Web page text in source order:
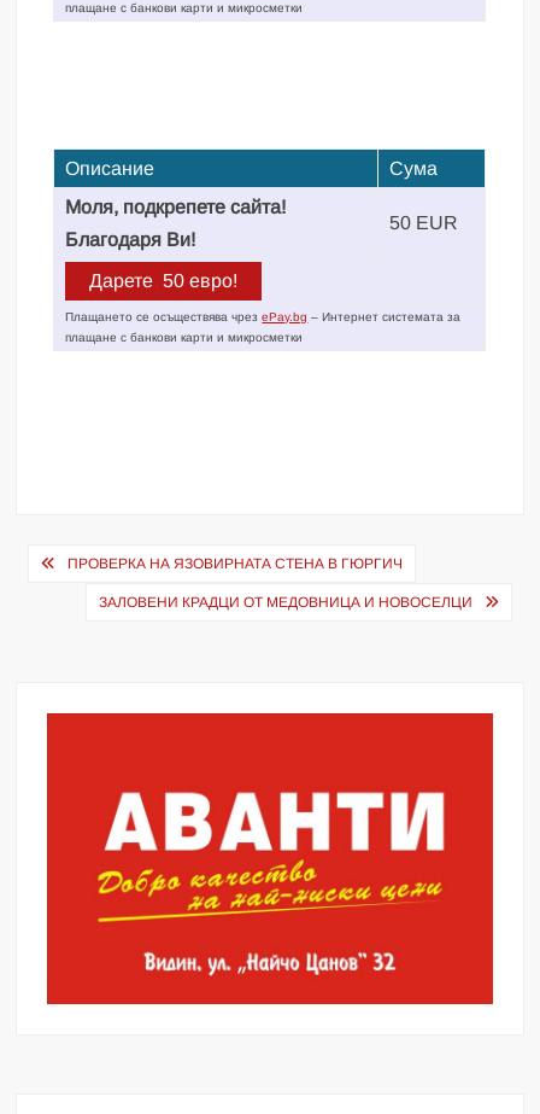
плащане с банкови карти и микросметки
Описание
Сума
Моля, подкрепете сайта!
Благодаря Ви!
50 EUR
Плащането се осъществява чрезePay.bg – Интернет системата за
плащане с банкови карти и микросметки
Навигация
ПРОВЕРКА НА ЯЗОВИРНАТА СТЕНА В ГЮРГИЧ
ЗАЛОВЕНИ КРАДЦИ ОТ МЕДОВНИЦА И НОВОСЕЛЦИ